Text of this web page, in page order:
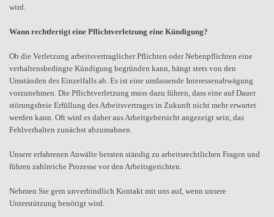
wird.
Wann rechtfertigt eine Pflichtverletzung eine Kündigung?
Ob die Verletzung arbeitsvertraglicher Pflichten oder Nebenpflichten eine
verhaltensbedingte Kündigung begründen kann, hängt stets von den
Umständen des Einzelfalls ab. Es ist eine umfassende Interessenabwägung
vorzunehmen. Die Pflichtverletzung muss dazu führen, dass eine auf Dauer
störungsfreie Erfüllung des Arbeitsvertrages in Zukunft nicht mehr erwartet
werden kann. Oft wird es daher aus Arbeitgebersicht angezeigt sein, das
Fehlverhalten zunächst abzumahnen.
Unsere erfahrenen Anwälte beraten ständig zu arbeitsrechtlichen Fragen und
führen zahlreiche Prozesse vor den Arbeitsgerichten.
Nehmen Sie gern unverbindlich Kontakt mit uns auf, wenn unsere
Unterstützung benötigt wird.